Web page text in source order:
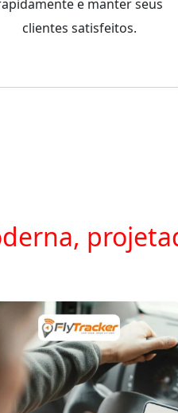
e manter seus
clientes satisfeitos.